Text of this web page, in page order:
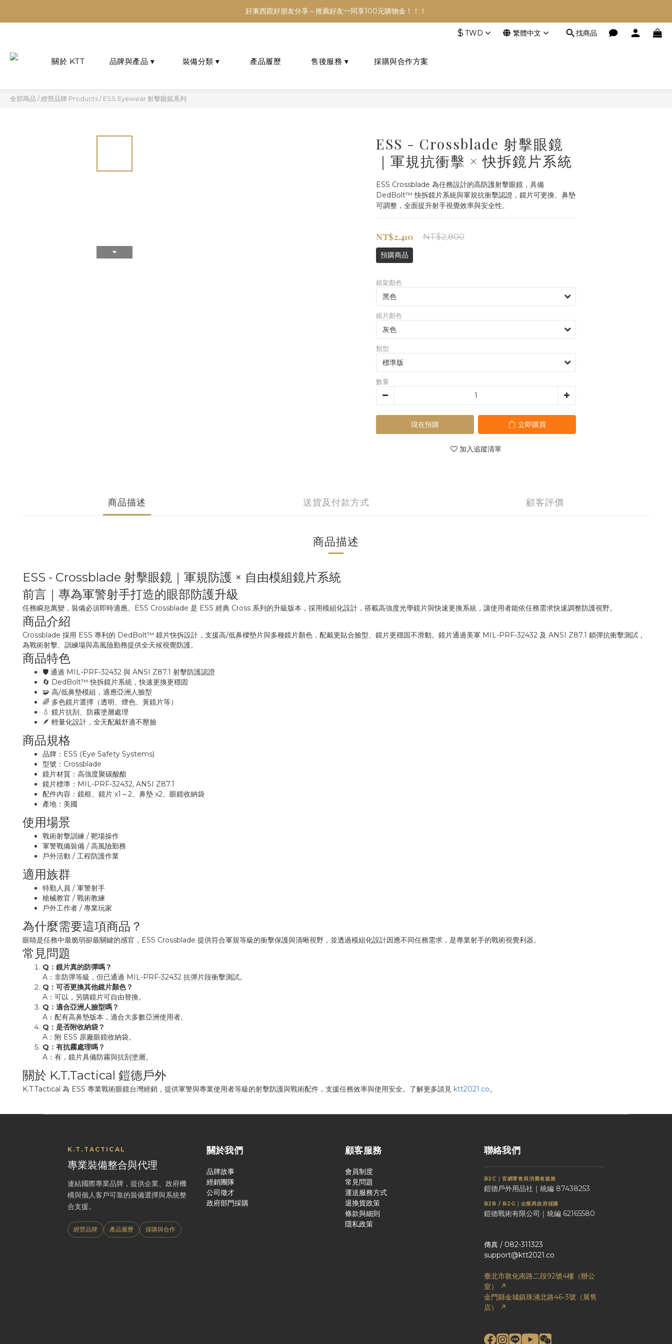
多平台銷售，商品資訊及數量恐不即時，購買前可與小編確認現貨數量，以避免空等。
好東西跟好朋友分享～推薦好友一同享100元購物金！！！
多平台銷售，商品資訊及數量恐不即時，購買前可與小編確認現貨數量，以避免空等。
$ TWD 繁體中文 找商品
全部商品 /經營品牌 Products/ESS Eyewear 射擊眼鏡系列
ESS - Crossblade 射擊眼鏡
｜軍規抗衝擊 × 快拆鏡片系統
ESS Crossblade 為任務設計的高防護射擊眼鏡，具備
DedBolt™ 快拆鏡片系統與軍規抗衝擊認證，鏡片可更換、鼻墊
可調整，全面提升射手視覺效率與安全性。
NT$2,800
NT$2,410
預購商品
鏡架顏色
鏡片顏色
類型
數量
現在預購 立即購買
加入追蹤清單
商品描述 送貨及付款方式 顧客評價
商品描述
ESS - Crossblade 射擊眼鏡｜軍規防護 × 自由模組鏡片系統
前言｜專為軍警射手打造的眼部防護升級
任務瞬息萬變，裝備必須即時適應。ESS Crossblade 是 ESS 經典 Cross 系列的升級版本，採用模組化設計，搭載高強度光學鏡片與快速更換系統，讓使用者能依任務需求快速調整防護視野。
商品介紹
Crossblade 採用 ESS 專利的 DedBolt™ 鏡片快拆設計，支援高/低鼻樑墊片與多種鏡片顏色，配戴更貼合臉型、鏡片更穩固不滑動。鏡片通過美軍 MIL-PRF-32432 及 ANSI Z87.1 鎖彈抗衝擊測試，
為戰術射擊、訓練場與高風險勤務提供全天候視覺防護。
商品特色
🛡 通過 MIL-PRF-32432 與 ANSI Z87.1 射擊防護認證
🔄 DedBolt™ 快拆鏡片系統，快速更換更穩固
🧩 高/低鼻墊模組，適應亞洲人臉型
🌈 多色鏡片選擇（透明、煙色、黃鏡片等）
💧 鏡片抗刮、防霧塗層處理
🪶 輕量化設計，全天配戴舒適不壓臉
商品規格
品牌：ESS (Eye Safety Systems)
型號：Crossblade
鏡片材質：高強度聚碳酸酯
鏡片標準：MIL-PRF-32432, ANSI Z87.1
配件內容：鏡框、鏡片 x1～2、鼻墊 x2、眼鏡收納袋
產地：美國
使用場景
戰術射擊訓練 / 靶場操作
軍警戰備裝備 / 高風險勤務
戶外活動 / 工程防護作業
適用族群
特勤人員 / 軍警射手
槍械教官 / 戰術教練
戶外工作者 / 專業玩家
為什麼需要這項商品？
眼睛是任務中最脆弱卻最關鍵的感官，ESS Crossblade 提供符合軍規等級的衝擊保護與清晰視野，並透過模組化設計因應不同任務需求，是專業射手的戰術視覺利器。
常見問題
Q：鏡片真的防彈嗎？
A：非防彈等級，但已通過 MIL-PRF-32432 抗彈片段衝擊測試。
Q：可否更換其他鏡片顏色？
A：可以，另購鏡片可自由替換。
Q：適合亞洲人臉型嗎？
A：配有高鼻墊版本，適合大多數亞洲使用者。
Q：是否附收納袋？
A：附 ESS 原廠眼鏡收納袋。
Q：有抗霧處理嗎？
A：有，鏡片具備防霧與抗刮塗層。
關於 K.T.Tactical 鎧德戶外
K.T.Tactical 為 ESS 專業戰術眼鏡台灣經銷，提供軍警與專業使用者等級的射擊防護與戰術配件，支援任務效率與使用安全。了解更多請見 ktt2021.co。
K.T.TACTICAL
專業裝備整合與代理
連結國際專業品牌，提供企業、政府機
構與個人客戶可靠的裝備選擇與系統整
合支援。
經營品牌 產品履歷 採購與合作
關於我們
品牌故事
經銷團隊
公司徵才
政府部門採購
顧客服務
會員制度
常見問題
運送服務方式
退換貨政策
條款與細則
隱私政策
聯絡我們
B2C｜官網零售與消費者服務
鎧德戶外用品社｜統編 87438253
B2B / B2G｜企業與政府採購
鎧德戰術有限公司｜統編 62165580
傳真 / 082-311323
support@ktt2021.co
臺北市敦化南路二段92號4樓（辦公
室） ↗
金門縣金城鎮珠浦北路46-3號（展售
店） ↗